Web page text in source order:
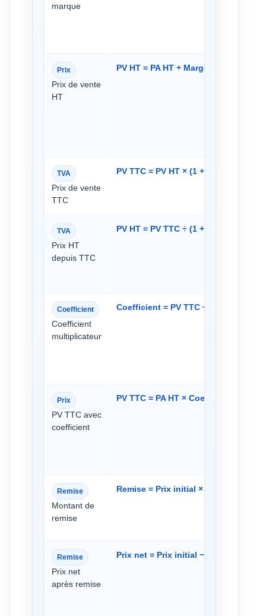
marque
Prix
Prix de vente
HT
PV HT = PA HT + Marge
TVA
Prix de vente
TTC
PV TTC = PV HT × (1 + Taux TVA)
TVA
Prix HT
depuis TTC
PV HT = PV TTC ÷ (1 + Taux TVA)
Coefficient
Coefficient
multiplicateur
Coefficient = PV TTC ÷ PA HT
Prix
PV TTC avec
coefficient
PV TTC = PA HT × Coefficient
Remise
Montant de
remise
Remise = Prix initial × Taux de remise
Remise
Prix net
après remise
Prix net = Prix initial − Remise